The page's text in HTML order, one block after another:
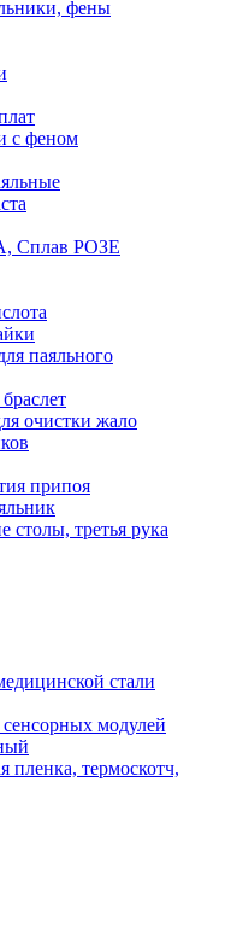
фены
с феном
Сплав РОЗЕ
паяльного
очистки жало
припоя
столы, третья рука
стали
модулей
пленка, термоскотч,